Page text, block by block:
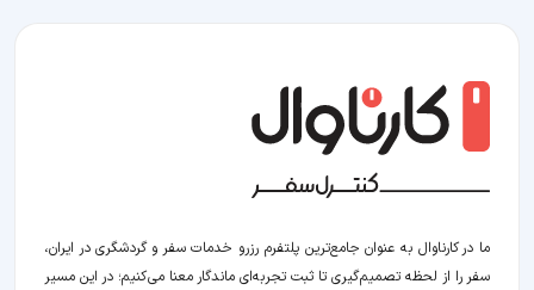
ما در کارناوال به عنوان جامع‌ترین پلتفرم رزرو خدمات سفر و گردشگری در ایران،
سفر را از لحظه‌ تصمیم‌گیری تا ثبت تجربه‌ای ماندگار معنا می‌کنیم؛ در این مسیر‍